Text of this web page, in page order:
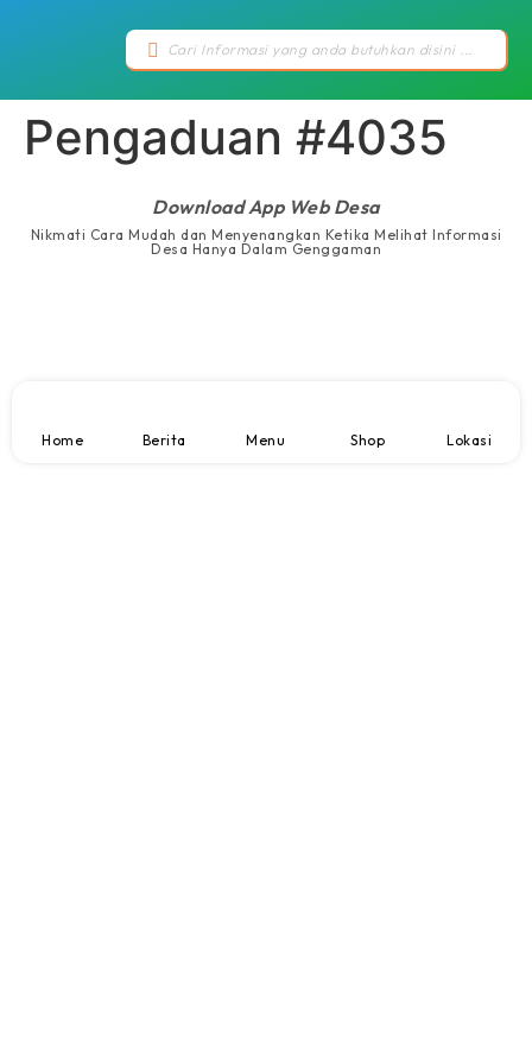
Pengaduan #4035
Download App Web Desa
Nikmati Cara Mudah dan Menyenangkan Ketika Melihat Informasi
Desa Hanya Dalam Genggaman
Home Berita Menu Shop Lokasi